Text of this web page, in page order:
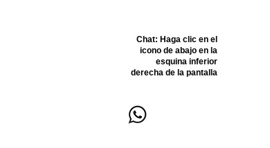
Chat: Haga clic en el
icono de abajo en la
esquina inferior
derecha de la pantalla